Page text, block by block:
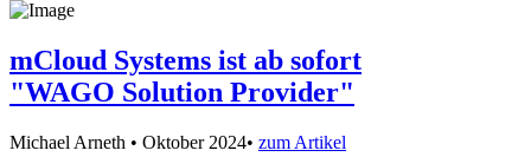
mCloud Systems ist ab sofort
"WAGO Solution Provider"
Michael Arneth • Oktober 2024• zum Artikel